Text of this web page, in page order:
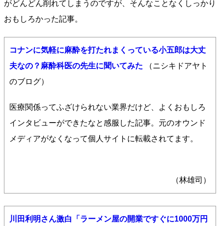
がどんどん削れてしまうのですが、そんなことなくしっかり
おもしろかった記事。
コナンに気軽に麻酔を打たれまくっている小五郎は大丈
夫なの？麻酔科医の先生に聞いてみた （ニシキドアヤト
のブログ）
医療関係ってふざけられない業界だけど、よくおもしろ
インタビューができたなと感服した記事。元のオウンド
メディアがなくなって個人サイトに転載されてます。
（林雄司）
川田利明さん激白「ラーメン屋の開業ですぐに1000万円